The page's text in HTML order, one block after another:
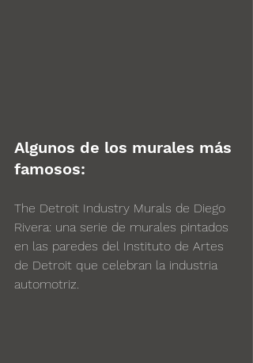
Algunos de los murales más
famosos:
The Detroit Industry Murals de Diego
Rivera: una serie de murales pintados
en las paredes del Instituto de Artes
de Detroit que celebran la industria
automotriz.